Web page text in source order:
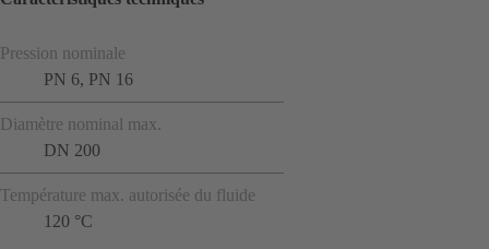
Pression nominale
PN 6, PN 16
Diamètre nominal max.
DN 200
Température max. autorisée du fluide
120 °C